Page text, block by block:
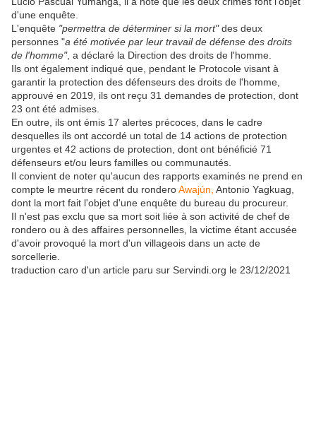
d'une enquête.
L'enquête "permettra de déterminer si la mort"des deux
personnes "a été motivée par leur travail de défense des droits
de l'homme", a déclaré la Direction des droits de l'homme.
Ils ont également indiqué que, pendant le Protocole visant à
garantir la protection des défenseurs des droits de l'homme,
approuvé en 2019, ils ont reçu 31 demandes de protection, dont
23 ont été admises.
En outre, ils ont émis 17 alertes précoces, dans le cadre
desquelles ils ont accordé un total de 14 actions de protection
urgentes et 42 actions de protection, dont ont bénéficié 71
défenseurs et/ou leurs familles ou communautés.
Il convient de noter qu'aucun des rapports examinés ne prend en
compte le meurtre récent du ronderoAwajún, Antonio Yagkuag,
dont la mort fait l'objet d'une enquête du bureau du procureur.
Il n'est pas exclu que sa mort soit liée à son activité de chef de
rondero ou à des affaires personnelles, la victime étant accusée
d'avoir provoqué la mort d'un villageois dans un acte de
sorcellerie.
traduction caro d'un article paru sur Servindi.org le 23/12/2021